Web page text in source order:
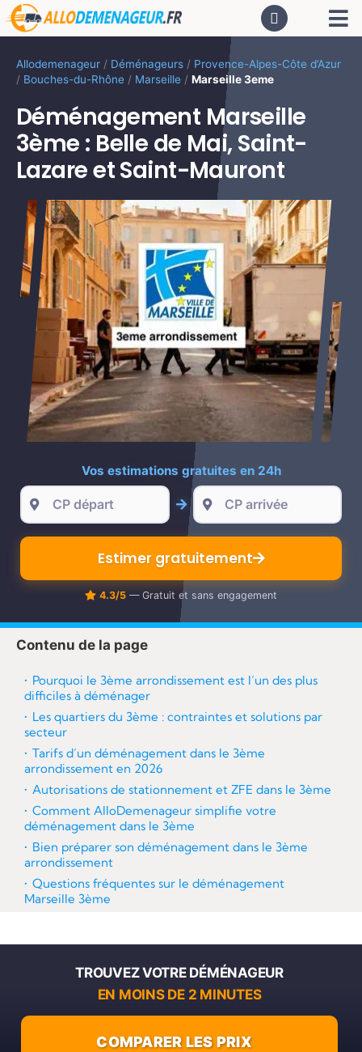
Passer
au
Allodemenageur / Déménageurs / Provence-Alpes-Côte d’Azur
/ Bouches-du-Rhône / Marseille / Marseille 3eme
Déménagement Marseille
3ème : Belle de Mai, Saint-
Lazare et Saint-Mauront
Vos estimations gratuites en 24h
Estimer gratuitement
4.3/5 — Gratuit et sans engagement
Contenu de la page
Pourquoi le 3ème arrondissement est l’un des plus
difficiles à déménager
Les quartiers du 3ème : contraintes et solutions par
secteur
Tarifs d’un déménagement dans le 3ème
arrondissement en 2026
Autorisations de stationnement et ZFE dans le 3ème
Comment AlloDemenageur simplifie votre
déménagement dans le 3ème
Bien préparer son déménagement dans le 3ème
arrondissement
Questions fréquentes sur le déménagement
Marseille 3ème
TROUVEZ VOTRE DÉMÉNAGEUR
EN MOINS DE 2 MINUTES
COMPARER LES PRIX